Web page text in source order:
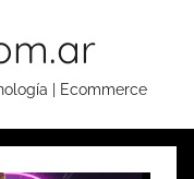
| Ecommerce